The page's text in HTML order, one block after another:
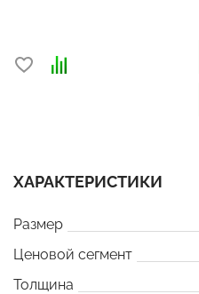
ХАРАКТЕРИСТИКИ
Размер
Ценовой сегмент
Толщина